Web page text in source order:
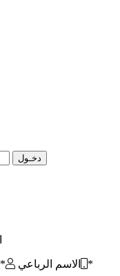
دخـول
الاسم الرباعي * *